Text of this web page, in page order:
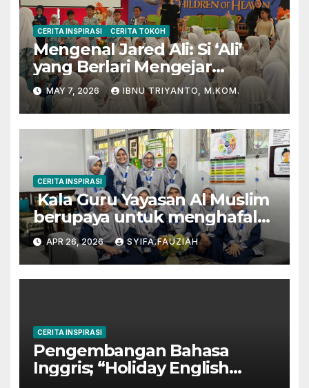
CERITA INSPIRASI CERITA TOKOH
Mengenal Jared Ali: Si ‘Ali’
yang Berlari Mengejar
Prestasi di Dunia Film dan
Akademik
MAY 7, 2026 IBNU TRIYANTO, M.KOM.
CERITA INSPIRASI
Kala Guru Yayasan Al Muslim
berupaya untuk menghafal
Al-Qur’an
APR 26, 2026 SYIFA.FAUZIAH
CERITA INSPIRASI
Pengembangan Bahasa
Inggris; “Holiday English